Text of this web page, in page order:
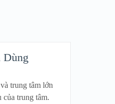
Dùng
trung tâm lớn
của trung tâm.